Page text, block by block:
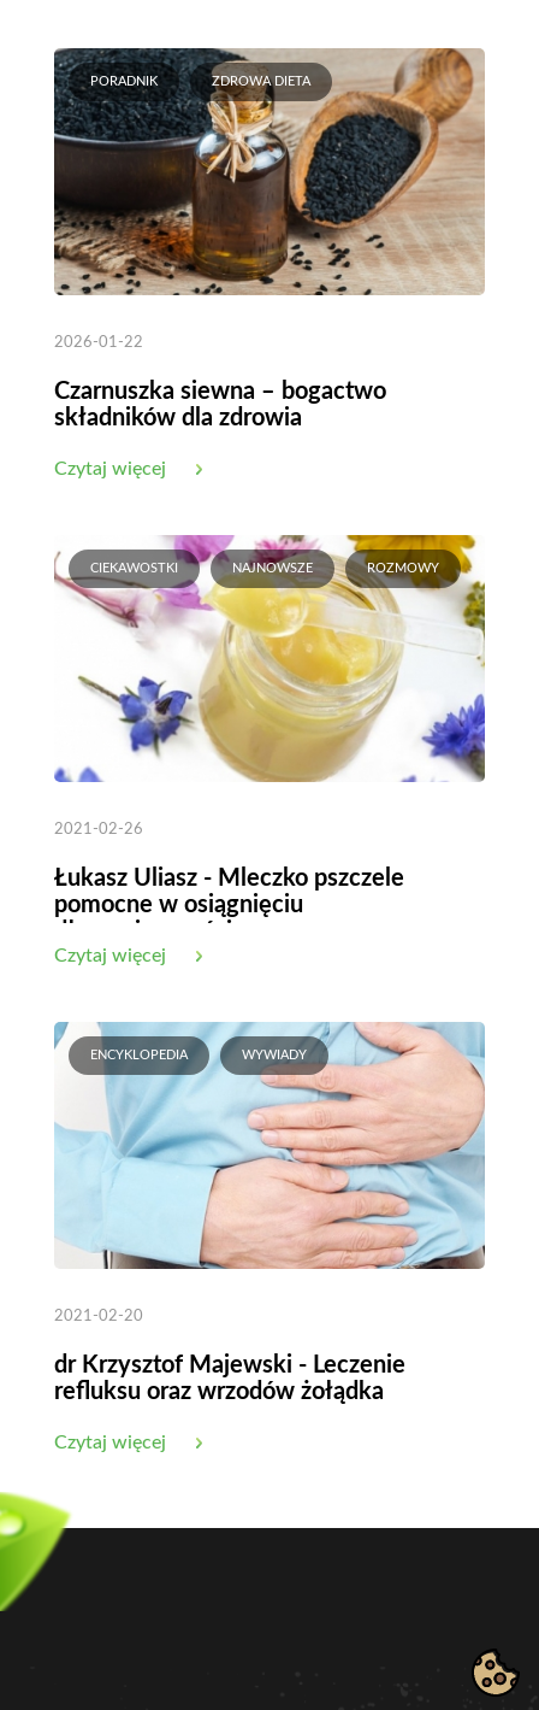
PORADNIK ZDROWA DIETA
2026-01-22
Czarnuszka siewna – bogactwo
składników dla zdrowia
Czytaj więcej
CIEKAWOSTKI NAJNOWSZE ROZMOWY
2021-02-26
Łukasz Uliasz - Mleczko pszczele
pomocne w osiągnięciu
Czytaj więcej
ENCYKLOPEDIA WYWIADY
2021-02-20
dr Krzysztof Majewski - Leczenie
refluksu oraz wrzodów żołądka
Czytaj więcej